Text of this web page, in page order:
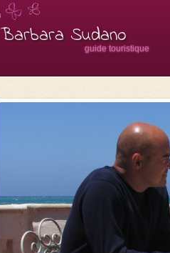
Barbara Sudano
guide touristique